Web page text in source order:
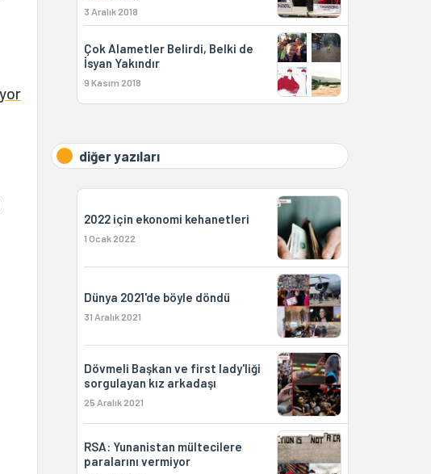
3 Aralık 2018
Çok Alametler Belirdi, Belki de
İsyan Yakındır
9 Kasım 2018
diğer yazıları
2022 için ekonomi kehanetleri
1 Ocak 2022
Dünya 2021'de böyle döndü
31 Aralık 2021
Dövmeli Başkan ve first lady'liği
sorgulayan kız arkadaşı
25 Aralık 2021
RSA: Yunanistan mültecilere
paralarını vermiyor